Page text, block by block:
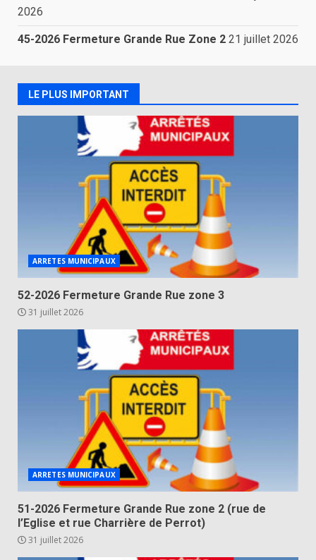
2026
45-2026 Fermeture Grande Rue Zone 2 21 juillet 2026
LE PLUS IMPORTANT
ARRETES MUNICIPAUX
52-2026 Fermeture Grande Rue zone 3
31 juillet 2026
ARRETES MUNICIPAUX
51-2026 Fermeture Grande Rue zone 2 (rue de
l’Eglise et rue Charrière de Perrot)
31 juillet 2026